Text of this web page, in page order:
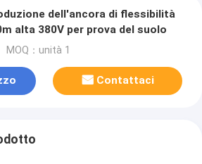
dell'ancora di flessibilità
alta 380V per prova del suolo
MOQ：unità 1
Contattaci